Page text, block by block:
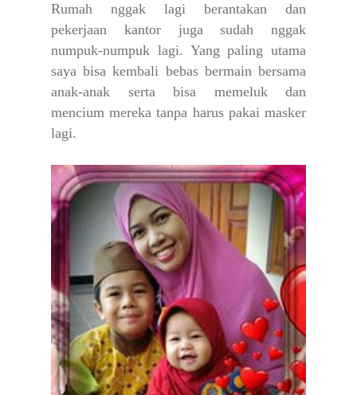
Rumah nggak lagi berantakan dan
pekerjaan kantor juga sudah nggak
numpuk-numpuk lagi. Yang paling utama
saya bisa kembali bebas bermain bersama
anak-anak serta bisa memeluk dan
mencium mereka tanpa harus pakai masker
lagi.